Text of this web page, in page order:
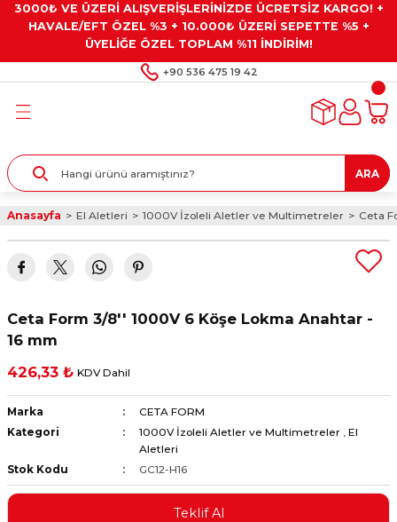
3000₺ VE ÜZERİ ALIŞVERİŞLERİNİZDE ÜCRETSİZ KARGO! +
HAVALE/EFT ÖZEL %3 + 10.000₺ ÜZERİ SEPETTE %5 +
ÜYELİĞE ÖZEL TOPLAM %11 İNDİRİM!
+90 536 475 19 42
Geri Dön
Geri Dön
Geri Dön
Gresler
Geri Dön
Alet Setleri
ve Multimetreler
ve Penseler
Geri Dön
Taşları ve
ARA
Anasayfa El Aletleri 1000V İzoleli Aletler ve Multimetreler Ceta
Ceta Form 3/8'' 1000V 6 Köşe Lokma Anahtar -
16 mm
426,33 ₺ KDV Dahil
Marka
CETA FORM
Kategori
1000V İzoleli Aletler ve Multimetreler , El
Aletleri
Stok Kodu
GC12-H16
Teklif Al